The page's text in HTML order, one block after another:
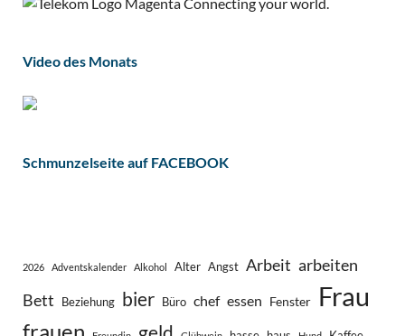
Video des Monats
Schmunzelseite auf FACEBOOK
2026 Adventskalender Alkohol Alter Angst Arbeit arbeiten
Bett
Beziehung bier Büro chef essen Fenster Frau